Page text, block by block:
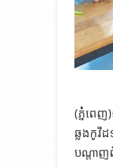
(ភ្នំពេញ
ឆ្លងកូវី
បណ្តាញ